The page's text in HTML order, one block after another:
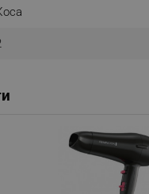
click_code_ps
_nzm_nosubscribe_92166-